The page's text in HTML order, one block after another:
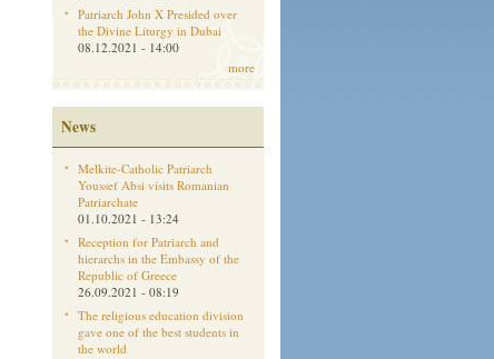
Patriarch John X Presided over
the Divine Liturgy in Dubai
08.12.2021 - 14:00
more
News
Melkite-Catholic Patriarch
Youssef Absi visits Romanian
Patriarchate
01.10.2021 - 13:24
Reception for Patriarch and
hierarchs in the Embassy of the
Republic of Greece
26.09.2021 - 08:19
The religious education division
gave one of the best students in
the world